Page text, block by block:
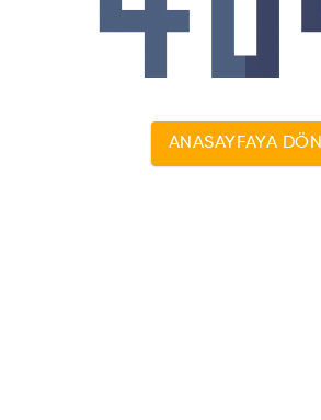
ANASAYFAYA DÖN